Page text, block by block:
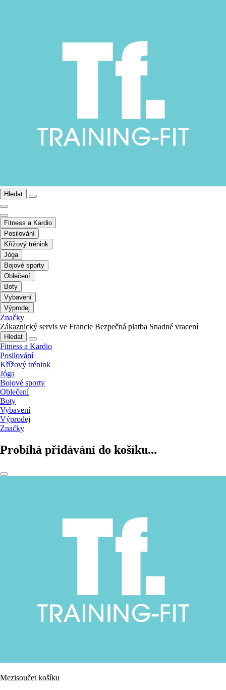
Hledat
Fitness a Kardio
Posilování
Křížový trénink
Jóga
Bojové sporty
Oblečení
Boty
Vybavení
Výprodej
Značky
Zákaznický servis ve Francie Bezpečná platba Snadné vracení
Hledat
Fitness a Kardio
Posilování
Křížový trénink
Jóga
Bojové sporty
Oblečení
Boty
Vybavení
Výprodej
Značky
Probíhá přidávání do košíku...
Mezisoučet košíku